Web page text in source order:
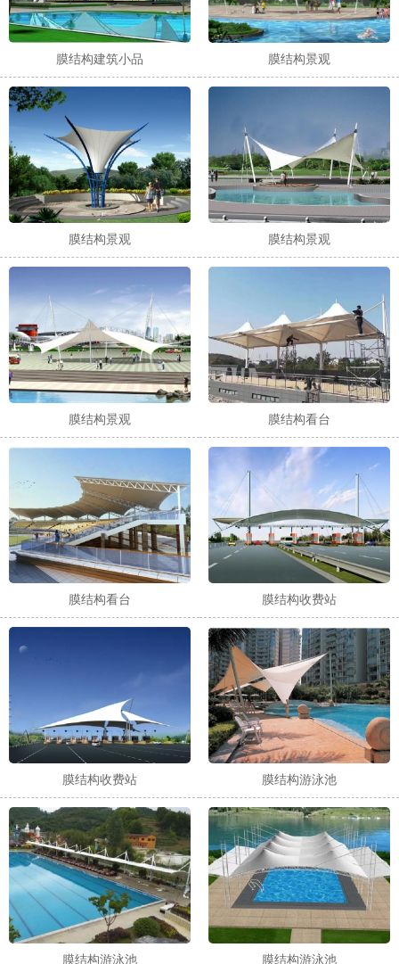
膜结构建筑小品 膜结构景观
膜结构景观 膜结构景观
膜结构景观 膜结构看台
膜结构看台 膜结构收费站
膜结构收费站 膜结构游泳池
膜结构游泳池 膜结构游泳池